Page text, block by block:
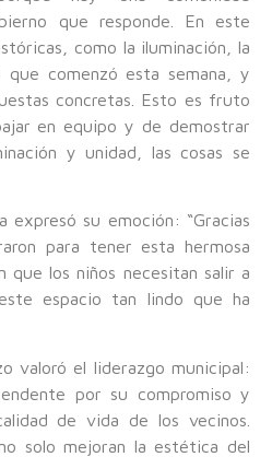
que responde. En este
como la iluminación, la
comenzó esta semana, y
concretas. Esto es fruto
en equipo y de demostrar
y unidad, las cosas se
expresó su emoción: “Gracias
para tener esta hermosa
que los niños necesitan salir a
espacio tan lindo que ha
valoró el liderazgo municipal:
por su compromiso y
de vida de los vecinos.
solo mejoran la estética del